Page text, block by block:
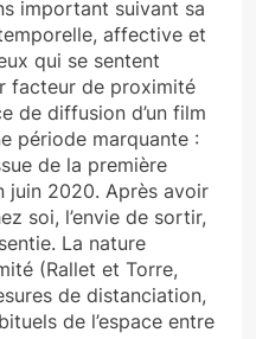
important suivant sa
affective et
qui se sentent
facteur de proximité
de diffusion d’un film
période marquante :
de la première
juin 2020. Après avoir
soi, l’envie de sortir,
La nature
(Rallet et Torre,
de distanciation,
de l’espace entre